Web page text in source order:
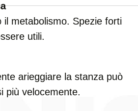
metabolismo. Spezie forti
utili.
arieggiare la stanza può
più velocemente.